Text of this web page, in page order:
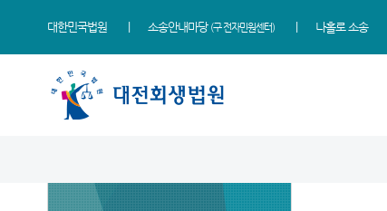
대한민국법원 소송안내마당 (구 전자민원센터) 나홀로 소송